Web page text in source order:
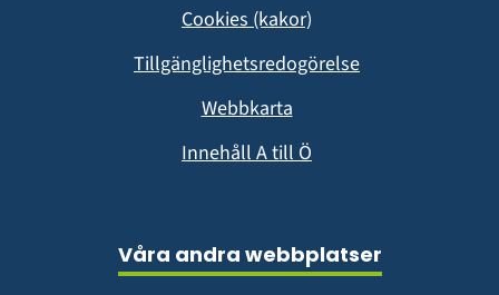
Cookies (kakor)
Tillgänglighetsredogörelse
Webbkarta
Innehåll A till Ö
Våra andra webbplatser